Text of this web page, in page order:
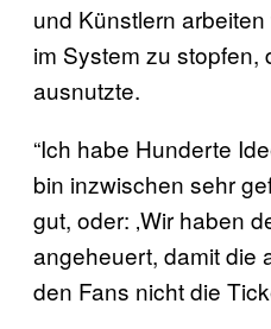
und Künstlern
im System zu stopfen,
ausnutzte.
“Ich habe Hunderte
bin inzwischen sehr
gut, oder: ‚Wir haben
angeheuert, damit die
den Fans nicht die